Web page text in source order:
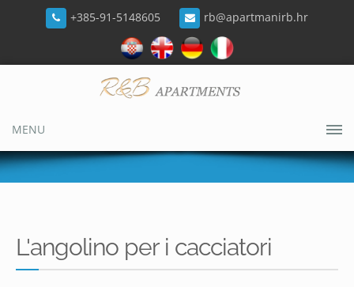
+385-91-5148605 rb@apartmanirb.hr
MENU
L'angolino per i cacciatori